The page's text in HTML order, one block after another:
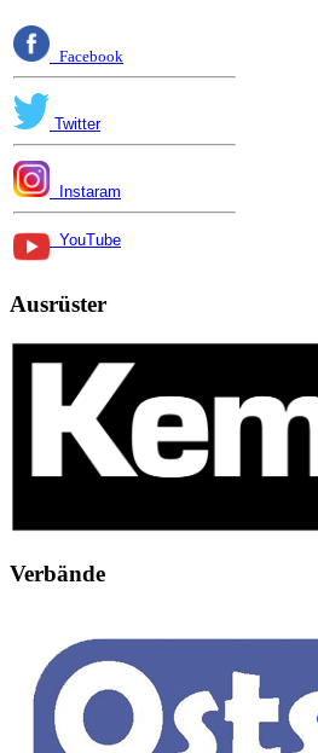
Facebook
Twitter
Instaram
YouTube
Ausrüster
Verbände